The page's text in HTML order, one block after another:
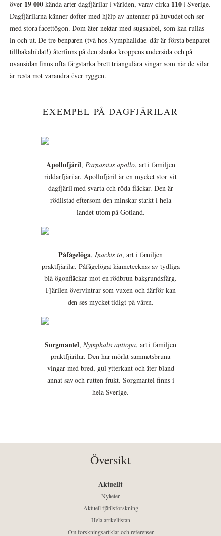
över 19 000 kända arter dagfjärilar i världen, varav cirka 110 i Sverige.
Dagfjärilarna känner dofter med hjälp av antenner på huvudet och ser
med stora facettögon. Dom äter nektar med sugsnabel, som kan rullas
in och ut. De tre benparen (två hos Nymphalidae, där är första benparet
tillbakabildat!) återfinns på den slanka kroppens undersida och på
ovansidan finns ofta färgstarka brett triangulära vingar som när de vilar
är resta mot varandra över ryggen.
EXEMPEL PÅ DAGFJÄRILAR
Apollofjäril, Parnassius apollo, art i familjen
riddarfjärilar. Apollofjäril är en mycket stor vit
dagfjäril med svarta och röda fläckar. Den är
rödlistad eftersom den minskar starkt i hela
landet utom på Gotland.
Påfågelöga, Inachis io, art i familjen
praktfjärilar. Påfågelögat kännetecknas av tydliga
blå ögonfläckar mot en rödbrun bakgrundsfärg.
Fjärilen övervintrar som vuxen och därför kan
den ses mycket tidigt på våren.
Sorgmantel, Nymphalis antiopa, art i familjen
praktfjärilar. Den har mörkt sammetsbruna
vingar med bred, gul ytterkant och äter bland
annat sav och rutten frukt. Sorgmantel finns i
hela Sverige.
Översikt
Aktuellt
Nyheter
Aktuell fjärilsforskning
Hela artikellistan
Om forskningsartiklar och referenser